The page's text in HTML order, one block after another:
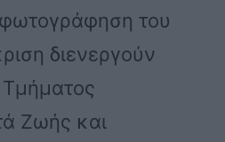
του
διενεργούν
Τμήματος
Ζωής και